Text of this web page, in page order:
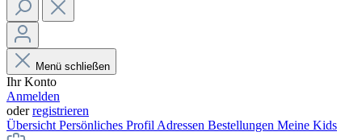
Menü schließen
Ihr Konto
Anmelden
oderregistrieren
Übersicht Persönliches Profil Adressen Bestellungen Meine Kids